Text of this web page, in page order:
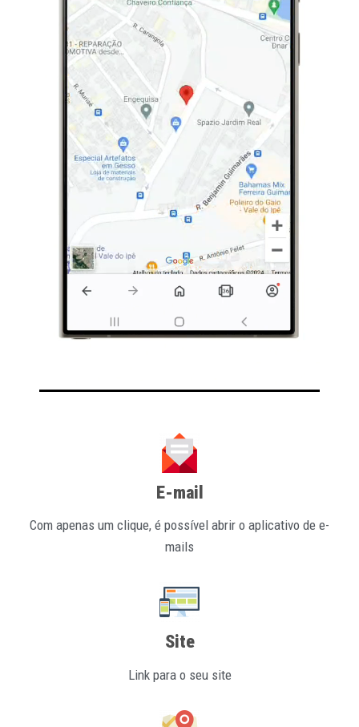
E-mail
Com apenas um clique, é possível abrir o aplicativo de e-
mails
Site
Link para o seu site